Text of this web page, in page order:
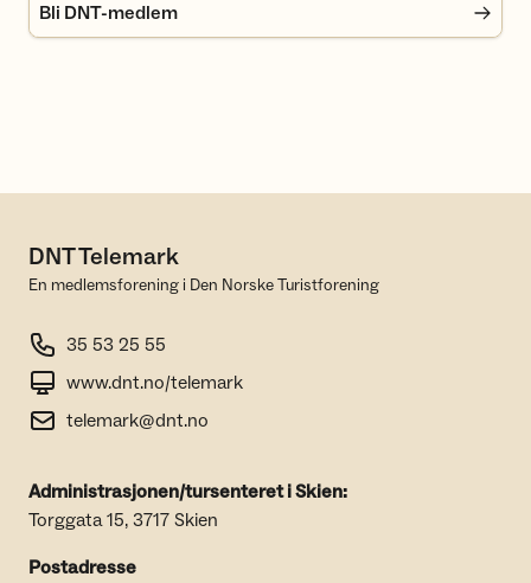
Bli DNT-medlem
DNT Telemark
En medlemsforening i Den Norske Turistforening
35 53 25 55
www.dnt.no/telemark
telemark@dnt.no
Administrasjonen/tursenteret i Skien:
Torggata 15, 3717 Skien
Postadresse